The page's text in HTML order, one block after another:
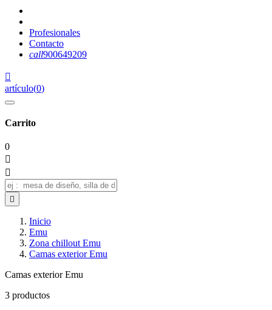
Profesionales
Contacto
call900649209

artículo(0)
Carrito
0



Inicio
Emu
Zona chillout Emu
Camas exterior Emu
Camas exterior Emu
3 productos